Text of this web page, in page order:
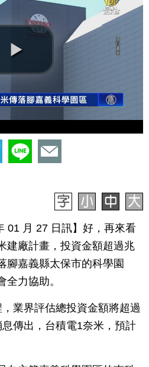
01 月 27 日訊】好，再來看
建廠計畫，投資金額超過兆
腳嘉義縣太保市的科學園
全力協助。
業界評估總投資金額將超過
傳出，台積電1奈米，預計